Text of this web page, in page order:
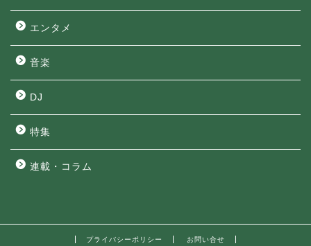
エンタメ
音楽
DJ
特集
連載・コラム
プライバシーポリシー お問い合せ